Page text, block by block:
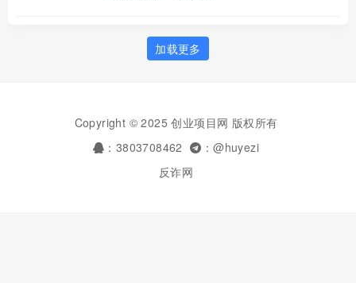
加载更多
Copyright © 2025 创业项目网 版权所有
：3803708462
：@huyezi
反诈网